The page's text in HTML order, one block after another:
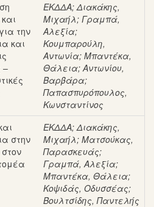
την
και
–
ΕΚΔΔΑ;Διακάκης,
Μιχαήλ; Γραμπά,
Αλεξία;
Κουμπαρούλη,
Αντωνία; Μπαντέκα,
Θάλεια;Αντωνίου,
Βαρβάρα;
Παπασπυρόπουλος,
Κωνσταντίνος
στην
ΕΚΔΔΑ;Διακάκης,
Μιχαήλ; Ματσούκας,
Παρασκευάς;
Γραμπά, Αλεξία;
Μπαντέκα, Θάλεια;
Κοψιδάς, Οδυσσέας;
Βουλτσίδης, Παντελής